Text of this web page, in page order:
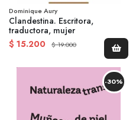
Dominique Aury
Clandestina. Escritora,
traductora, mujer
$ 15.200
$ 19.000
-30%